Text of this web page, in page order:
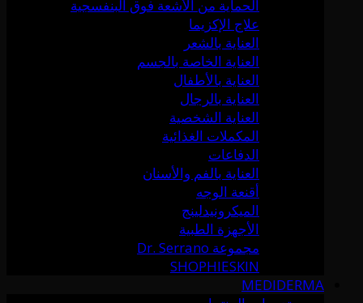
الحماية من الأشعة فوق البنفسجية
علاج الإكزيما
العناية بالشعر
العناية الخاصة بالجسم
العناية بالأطفال
العناية بالرجال
العناية الشخصية
المكملات الغذائية
الدفاعات
العناية بالفم والأسنان
أقنعة الوجه
الميكرونيدلينج
الأجهزة الطبية
مجموعة Dr. Serrano
SHOPHIESKIN
MEDIDERMA